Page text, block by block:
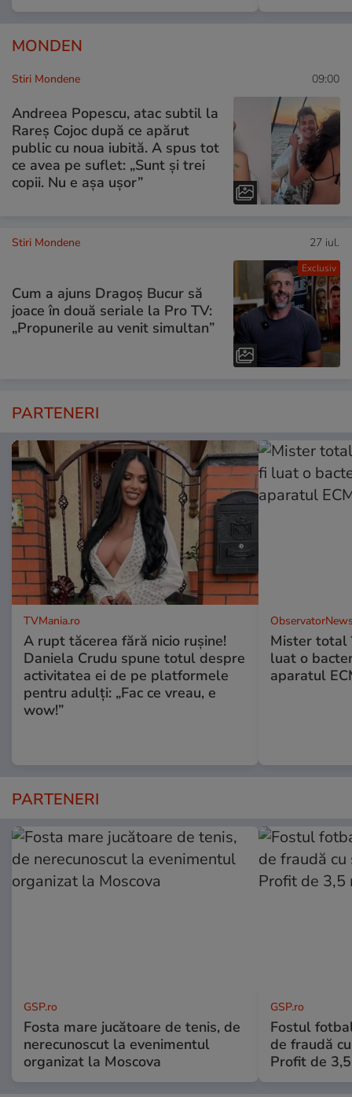
MONDEN
Stiri Mondene 09:00
Andreea Popescu, atac subtil la
Rareș Cojoc după ce apărut
public cu noua iubită. A spus tot
ce avea pe suflet: „Sunt și trei
copii. Nu e așa ușor”
Exclusiv
Stiri Mondene 27 iul.
Cum a ajuns Dragoș Bucur să
joace în două seriale la Pro TV:
„Propunerile au venit simultan”
PARTENERI
TVMania.ro
A rupt tăcerea fără nicio rușine!
Daniela Crudu spune totul despre
activitatea ei de pe platformele
pentru adulți: „Fac ce vreau, e
wow!”
Mister total
luat o
aparatul
PARTENERI
GSP.ro
Fosta mare jucătoare de tenis, de
nerecunoscut la evenimentul
organizat la Moscova
GSP.ro
Fostul
de fraudă
Profit de